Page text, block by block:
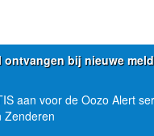
ontvangen bij nieuwe
aan voor de Oozo Alert
Zenderen